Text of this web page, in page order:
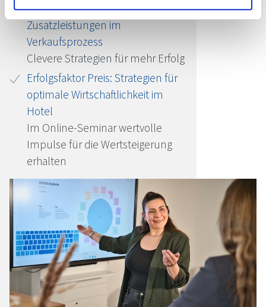
Umsatzboost im Hotel:
Zusatzleistungen im
Verkaufsprozess
Clevere Strategien für mehr Erfolg
Erfolgsfaktor Preis: Strategien für
optimale Wirtschaftlichkeit im
Hotel
Im Online-Seminar wertvolle
Impulse für die Wertsteigerung
erhalten